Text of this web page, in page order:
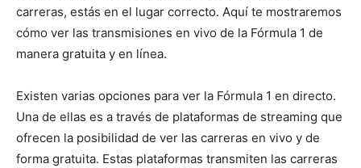
carreras, estás en el lugar correcto. Aquí te mostraremos
cómo ver las transmisiones en vivo de la Fórmula 1 de
manera gratuita y en línea.
Existen varias opciones para ver la Fórmula 1 en directo.
Una de ellas es a través de plataformas de streaming que
ofrecen la posibilidad de ver las carreras en vivo y de
forma gratuita. Estas plataformas transmiten las carreras